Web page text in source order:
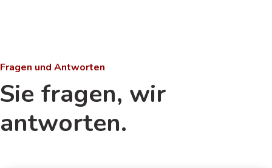
Fragen und Antworten
Sie fragen, wir
antworten.